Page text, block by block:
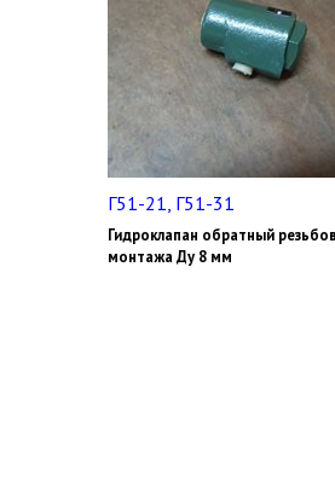
Г51-21, Г51-31
Гидроклапан обратный
монтажа Ду 8 мм